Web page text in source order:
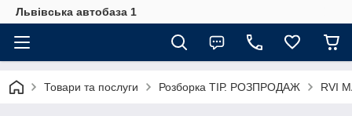
Львівська автобаза 1
Товари та послуги Розборка ТІР. РОЗПРОДАЖ RVI